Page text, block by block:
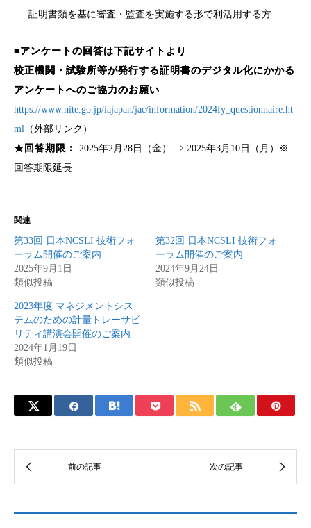
証明書類を基に審査・監査を実施する形で利活用する方
■アンケートの回答は下記サイトより
校正機関・試験所等が発行する証明書のデジタル化にかかる
アンケートへのご協力のお願い
https://www.nite.go.jp/iajapan/jac/information/2024fy_questionnaire.ht
ml （外部リンク）
★回答期限：
2025年2月28日（金） ⇒ 2025年3月10日（月）※
回答期限延長
関連
第33回 日本NCSLI 技術フォ
ーラム開催のご案内
2025年9月1日
類似投稿
第32回 日本NCSLI 技術フォ
ーラム開催のご案内
2024年9月24日
類似投稿
2023年度 マネジメントシス
テムのための計量トレーサビ
リティ講演会開催のご案内
2024年1月19日
類似投稿